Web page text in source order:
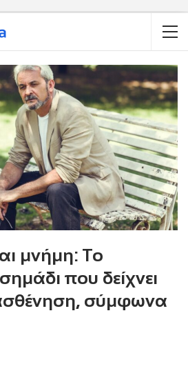
μνήμη: Το
που δείχνει
σύμφωνα